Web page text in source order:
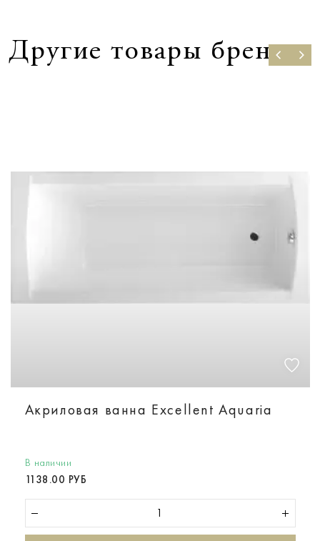
Другие товары бренда
Акриловая ванна Excellent Aquaria
В наличии
1138.00 РУБ